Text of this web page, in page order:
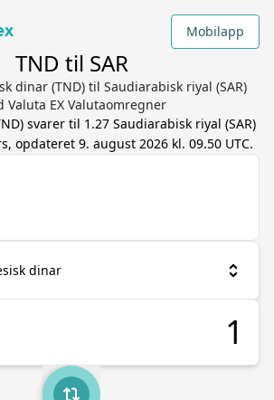
Mobilapp
TND til SAR
dinar (TND) til Saudiarabisk riyal (SAR)
Valuta EX Valutaomregner
) svarer til 1.27 Saudiarabisk riyal (SAR)
opdateret 9. august 2026 kl. 09.50 UTC.
dinar